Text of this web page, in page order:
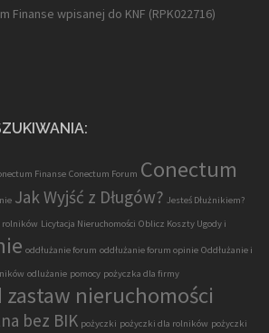
Finanse wpisanej do KNF (RPK022716)
Finanse Conectum Forum Conectum
Jak Wyjść z Długów? Jesteś Dłużnikiem?
rolników Licytacja Nieruchomości Oblicz Koszty Ugody i
oddłużanie forum oddłużanie forum opinie Oddłużanie i
odlużanie pomocy pożyczka dla firmy
zastaw nieruchomości
bez BIK pożyczki pożyczki dla rolników pożyczki